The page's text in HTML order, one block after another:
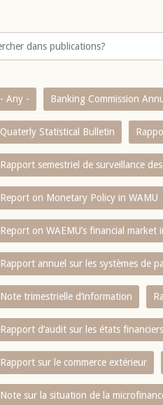
- Any - Banking Commission
Quaterly Statistical Bulletin
Rapport semestriel de surveillance
Report on Monetary Policy in WAMU
Report on WAEMU’s financial
Rapport annuel sur les systèmes de
Note trimestrielle d‘information
Rapport d‘audit sur les états
Rapport sur le commerce extérieur
Note sur la situation de la